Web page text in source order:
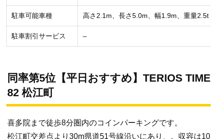
駐車可能車種 高さ2.1m、長さ5.0m、幅1.9m、重量2.5t
駐車割引サービス –
同率第5位【平日おすすめ】TERIOS TIME
82 松江町
喜多院まで徒歩8分圏内のコインパーキングです。
松江町交差点より30m県道51号線沿いにあり、。収容は10